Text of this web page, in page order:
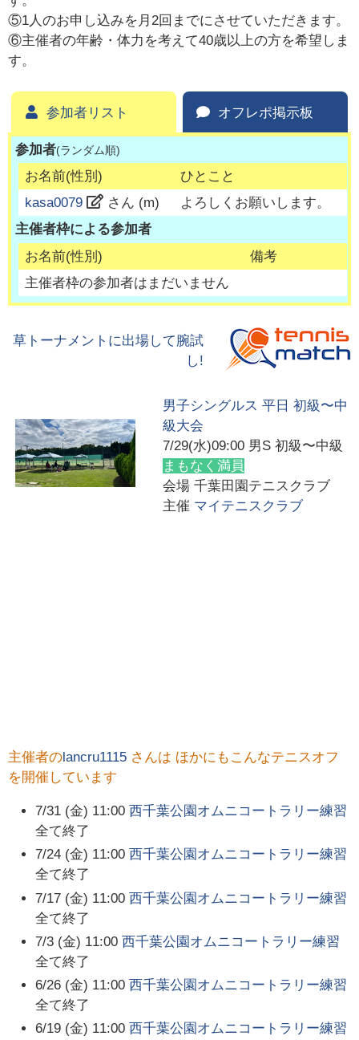
⑤1人のお申し込みを月2回までにさせていただきます。
⑥主催者の年齢・体力を考えて40歳以上の方を希望しま
す。
参加者リスト オフレポ掲示板
参加者(ランダム順)
お名前(性別)
ひとこと
kasa0079
さん (m)
よろしくお願いします。
主催者枠による参加者
お名前(性別)
備考
主催者枠の参加者はまだいません
草トーナメントに出場して腕試
し!
男子シングルス 平日 初級〜中
級大会
7/29(水)09:00 男S 初級〜中級
まもなく満員
会場 千葉田園テニスクラブ
主催 マイテニスクラブ
主催者の lancru1115 さんは ほかにもこんなテニスオフ
を開催しています
7/31 (金) 11:00 西千葉公園オムニコートラリー練習
全て終了
7/24 (金) 11:00 西千葉公園オムニコートラリー練習
全て終了
7/17 (金) 11:00 西千葉公園オムニコートラリー練習
全て終了
7/3 (金) 11:00 西千葉公園オムニコートラリー練習
全て終了
6/26 (金) 11:00 西千葉公園オムニコートラリー練習
全て終了
6/19 (金) 11:00 西千葉公園オムニコートラリー練習